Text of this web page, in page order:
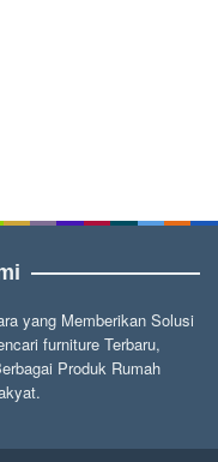
yang Memberikan Solusi
furniture Terbaru,
Produk Rumah